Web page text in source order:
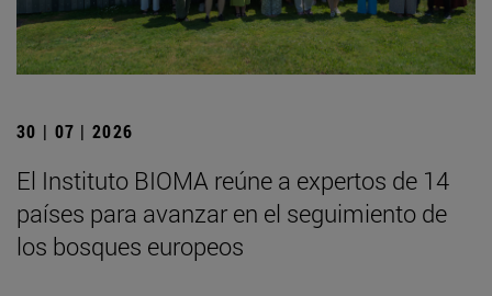
30 | 07 | 2026
El Instituto BIOMA reúne a expertos de 14
países para avanzar en el seguimiento de
los bosques europeos